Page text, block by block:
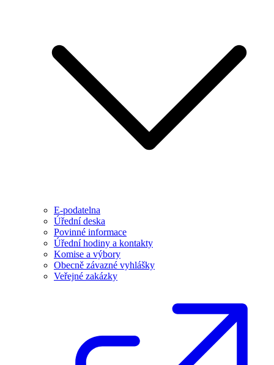
E-podatelna
Úřední deska
Povinné informace
Úřední hodiny a kontakty
Komise a výbory
Obecně závazné vyhlášky
Veřejné zakázky